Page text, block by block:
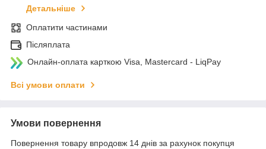
Детальніше
Оплатити частинами
Післяплата
Онлайн-оплата карткою Visa, Mastercard - LiqPay
Всі умови оплати
Умови повернення
Повернення товару впродовж 14 днів за рахунок покупця